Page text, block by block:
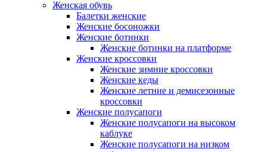
Женская обувь
Балетки женские
Женские босоножки
Женские ботинки
Женские ботинки на платформе
Женские кроссовки
Женские зимние кроссовки
Женские кеды
Женские летние и демисезонные
кроссовки
Женские полусапоги
Женские полусапоги на высоком
каблуке
Женские полусапоги на низком